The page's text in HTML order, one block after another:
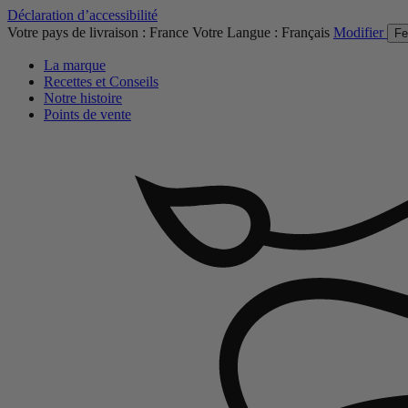
Déclaration d’accessibilité
Votre pays de livraison : France Votre Langue : Français Modifier
La marque
Recettes et Conseils
Notre histoire
Points de vente